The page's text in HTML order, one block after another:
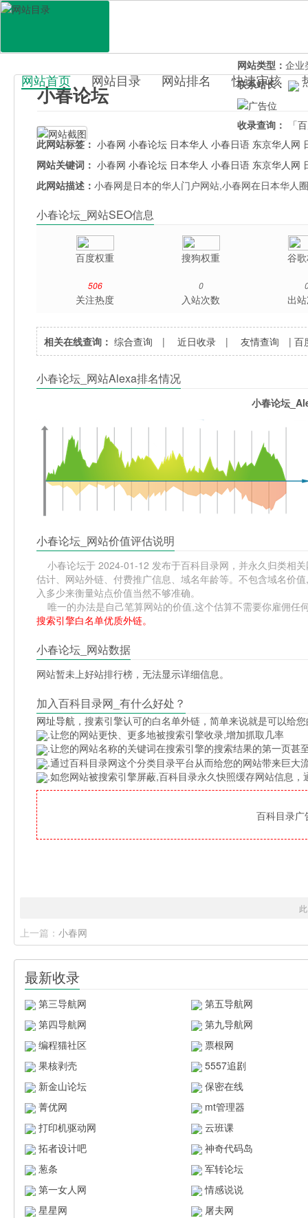
百科目录
网站首页 网站目录 网站排名 快速审核
小春论坛
网站类型： 企业
联系站长：
收录查询：
「
此网站标签： 小春网 小春论坛 日本华人 小春日语 东京华人网
网站关键词： 小春网 小春论坛 日本华人 小春日语 东京华人网
此网站描述：小春网是日本的华人门户网站,小春网在日本华人
小春论坛_网站SEO信息
百度权重 搜狗权重 谷
506
关注热度
0
入站次数 出
相关在线查询： 综合查询 |近日收录 |友情查询 |百
小春论坛_网站Alexa排名情况
小春论坛
小春论坛_网站价值评估说明
小春论坛于 2024-01-12 发布于百科目录网，并永久归类相
估计、网站外链、付费推广信息、域名年龄等。不包含域名价
入多少来衡量站点价值当然不够准确。
唯一的办法是自己笔算网站的价值,这个估算不需要你雇佣任
搜索引擎白名单优质外链。
小春论坛_网站数据
网站暂未上好站排行榜，无法显示详细信息。
加入百科目录网_有什么好处？
网址导航 ，搜素引擎认可的白名单外链，简单来说就是可以给
.让您的网站更快、更多地被搜索引擎收录,增加抓取几率
.让您的网站名称的关键词在搜索引擎的搜索结果的第一页甚
.通过百科目录网这个分类目录平台从而给您的网站带来巨大
.如您网站被搜索引擎屏蔽,百科目录永久快照缓存网站信息
百科目录
上一篇： 小春网
最新收录
第三导航网
第五导航网
第四导航网
第九导航网
编程猫社区
票根网
果核剥壳
5557追剧
新金山论坛
保密在线
菁优网
mt管理器
打印机驱动网
云班课
拓者设计吧
神奇代码岛
葱条
军转论坛
第一女人网
情感说说
星星网
屠夫网